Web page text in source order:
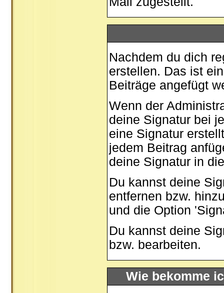
Nachdem du dich
erstellen. Das ist
Beiträge angefügt
Wenn der
deine Signatur bei
eine Signatur
jedem Beitrag
deine Signatur in
Du kannst deine
entfernen bzw.
und die Option
Du kannst deine
bzw. bearbeiten.
Wie bekomme